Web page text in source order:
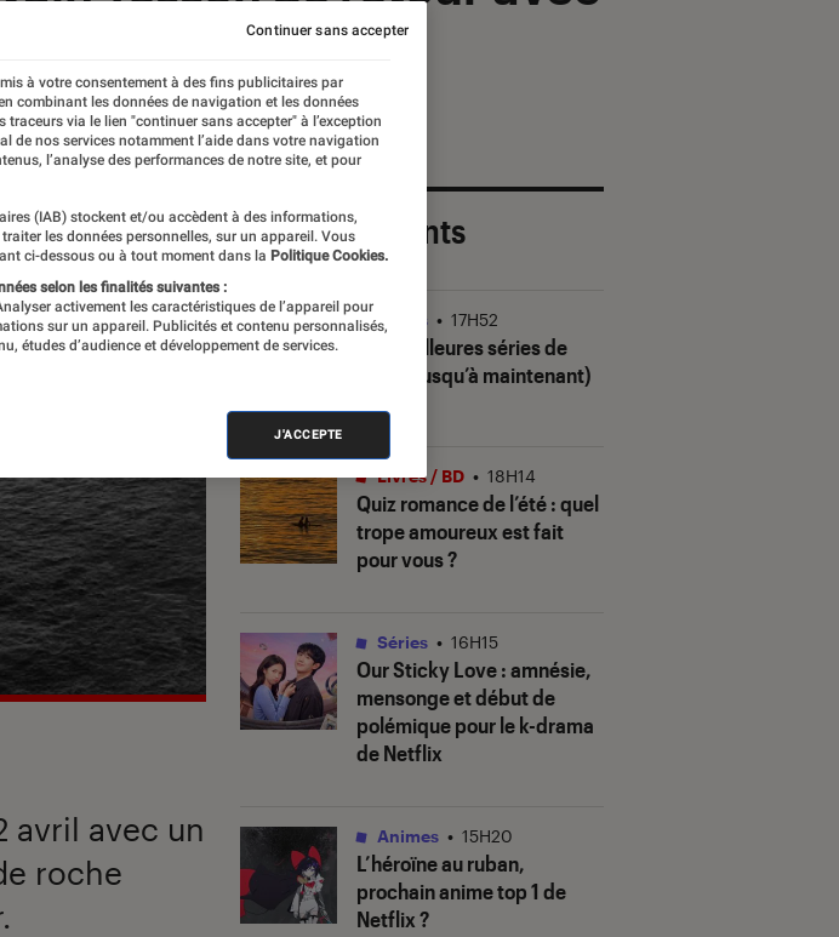
avril avec un
roche
Les plus récents
Les meilleures séries de
2026 (jusqu’à maintenant)
Séries • 17H52
Quiz romance de l’été : quel
trope amoureux est fait
pour vous ?
Livres / BD • 18H14
Our Sticky Love: amnésie,
mensonge et début de
polémique pour le k-drama
de Netflix
Séries • 16H15
L’héroïne au ruban,
prochain anime top 1 de
Netflix ?
Animes • 15H20
à votre consentement à des fins publicitaires par
combinant les données de navigation et les données
traceurs via le lien "continuer sans accepter" à l’exception
de nos services notamment l’aide dans votre navigation
l’analyse des performances de notre site, et pour
(IAB) stockent et/ou accèdent à des informations,
les données personnelles, sur un appareil. Vous
ci-dessous ou à tout moment dans la Politique Cookies.
selon les finalités suivantes :
activement les caractéristiques de l’appareil pour
sur un appareil. Publicités et contenu personnalisés,
études d’audience et développement de services.
J'ACCEPTE
Continuer sans accepter